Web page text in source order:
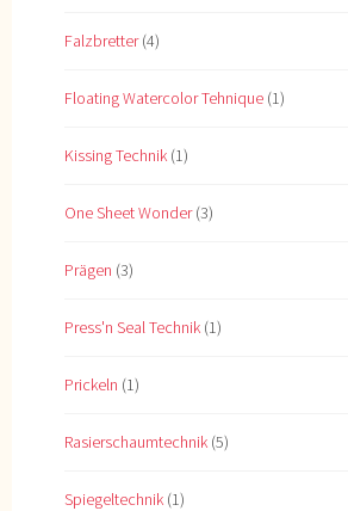
Falzbretter(4)
Floating Watercolor Tehnique (1)
Kissing Technik (1)
One Sheet Wonder(3)
Prägen (3)
Press'n Seal Technik (1)
Prickeln (1)
Rasierschaumtechnik (5)
Spiegeltechnik (1)